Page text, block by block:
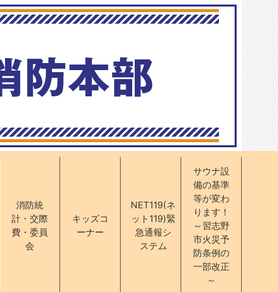
消防統
計・交際
費・委員
会
キッズコ
ーナー
NET119(ネ
ット119)緊
急通報シ
ステム
サウナ設
備の基準
等が変わ
ります！
～習志野
市火災予
防条例の
一部改正
～